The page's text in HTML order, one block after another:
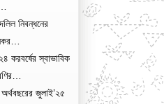
নিবন্ধনের
করবর্ষের স্বাভাবিক
জুলাই’২৫